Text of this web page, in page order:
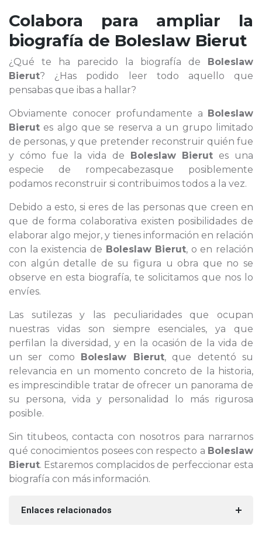
Colabora para ampliar la
biografía de Boleslaw Bierut
¿Qué te ha parecido la biografía de Boleslaw
Bierut? ¿Has podido leer todo aquello que
pensabas que ibas a hallar?
Obviamente conocer profundamente a Boleslaw
Bierut es algo que se reserva a un grupo limitado
de personas, y que pretender reconstruir quién fue
y cómo fue la vida de Boleslaw Bierut es una
especie de rompecabezasque posiblemente
podamos reconstruir si contribuimos todos a la vez.
Debido a esto, si eres de las personas que creen en
que de forma colaborativa existen posibilidades de
elaborar algo mejor, y tienes información en relación
con la existencia de Boleslaw Bierut, o en relación
con algún detalle de su figura u obra que no se
observe en esta biografía, te solicitamos que nos lo
envíes.
Las sutilezas y las peculiaridades que ocupan
nuestras vidas son siempre esenciales, ya que
perfilan la diversidad, y en la ocasión de la vida de
un ser como Boleslaw Bierut, que detentó su
relevancia en un momento concreto de la historia,
es imprescindible tratar de ofrecer un panorama de
su persona, vida y personalidad lo más rigurosa
posible.
Sin titubeos, contacta con nosotros para narrarnos
qué conocimientos posees con respecto a Boleslaw
Bierut. Estaremos complacidos de perfeccionar esta
biografía con más información.
Enlaces relacionados